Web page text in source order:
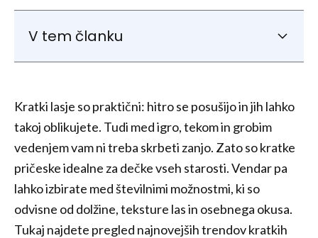
V tem članku
1. Crew Cut
2. Stranski del
3. Buzz Cut
4. Mohawk
5. Podrezovanje
Zaključek
Kratki lasje so praktični: hitro se posušijo in jih lahko
takoj oblikujete. Tudi med igro, tekom in grobim
vedenjem vam ni treba skrbeti zanjo. Zato so kratke
pričeske idealne za dečke vseh starosti. Vendar pa
lahko izbirate med številnimi možnostmi, ki so
odvisne od dolžine, teksture las in osebnega okusa.
Tukaj najdete pregled najnovejših trendov kratkih